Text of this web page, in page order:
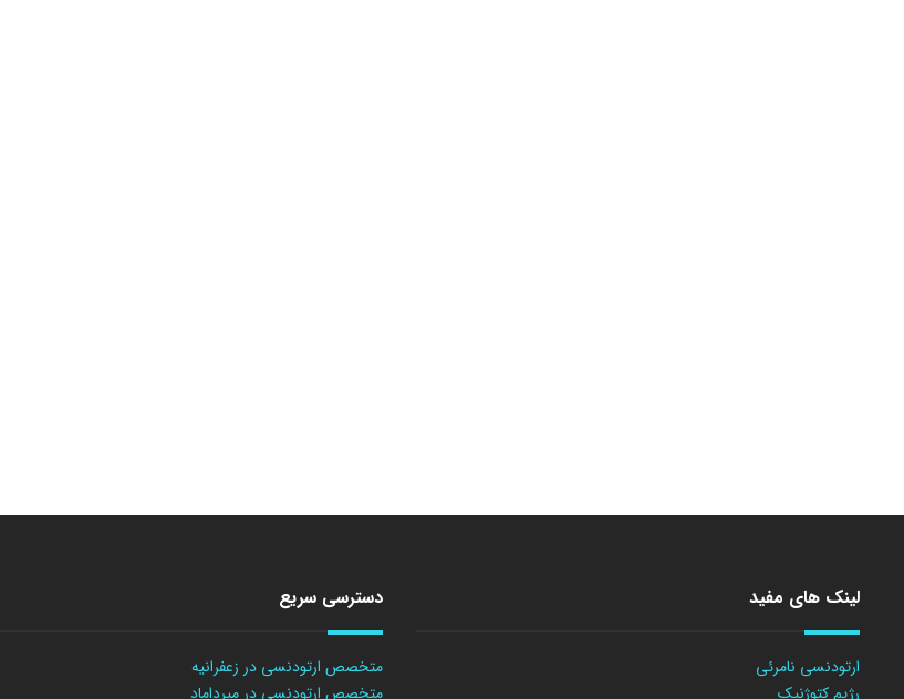
لینک های مفید
ارتودنسی نامرئی
رژیم کتوژنیک
دسترسی سریع
متخصص ارتودنسی در زعفرانیه
متخصص ارتودنسی در میرداماد